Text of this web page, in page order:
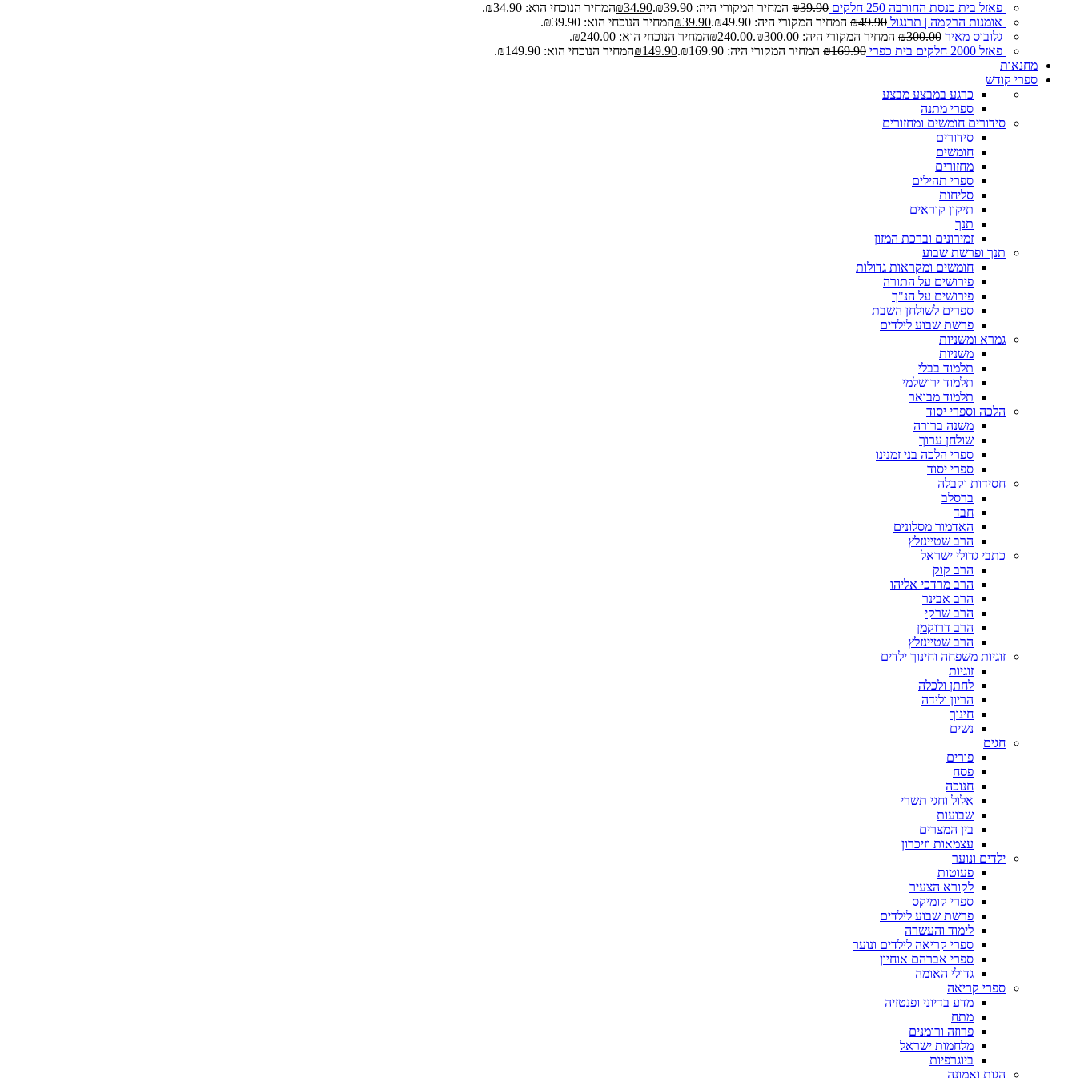
פאזל בית כנסת החורבה 250 חלקים ₪39.90 המחיר המקורי היה: ₪39.90. ₪34.90
המחיר הנוכחי הוא: ₪34.90.
אומנות הרקמה | תרנגול
₪49.90 המחיר המקורי היה: ₪49.90. ₪39.90
המחיר הנוכחי הוא: ₪39.90.
גלובוס מאיר
₪300.00 המחיר המקורי היה: ₪300.00. ₪240.00
המחיר הנוכחי הוא: ₪240.00.
פאזל 2000 חלקים בית כפרי
₪169.90 המחיר המקורי היה: ₪169.90. ₪149.90
המחיר הנוכחי הוא: ₪149.90.
מחנאות
ספרי קודש
כרגע במבצע מבצע
ספרי מתנה
סידורים חומשים ומחזורים
סידורים
חומשים
מחזורים
ספרי תהילים
סליחות
תיקון קוראים
תנך
זמירונים וברכת המזון
תנך ופרשת שבוע
חומשים ומקראות גדולות
פירושים על התורה
פירושים על הנ"ך
ספרים לשולחן השבת
פרשת שבוע לילדים
גמרא ומשניות
משניות
תלמוד בבלי
תלמוד ירושלמי
תלמוד מבואר
הלכה וספרי יסוד
משנה ברורה
שולחן ערוך
ספרי הלכה בני זמנינו
ספרי יסוד
חסידות וקבלה
ברסלב
חבד
האדמור מסלונים
הרב שטיינזלץ
כתבי גדולי ישראל
הרב קוק
הרב מרדכי אליהו
הרב אבינר
הרב שרקי
הרב דרוקמן
הרב שטיינזלץ
זוגיות משפחה וחינוך ילדים
זוגיות
לחתן ולכלה
הריון ולידה
חינוך
נשים
חגים
פורים
פסח
חנוכה
אלול וחגי תשרי
שבועות
בין המצרים
עצמאות וזיכרון
ילדים ונוער
פעוטות
לקורא הצעיר
ספרי קומיקס
פרשת שבוע לילדים
לימוד והעשרה
ספרי קריאה לילדים ונוער
ספרי אברהם אוחיון
גדולי האומה
ספרי קריאה
מדע בדיוני ופנטזיה
מתח
פרוזה ורומנים
מלחמות ישראל
ביוגרפיות
הגות ואמונה